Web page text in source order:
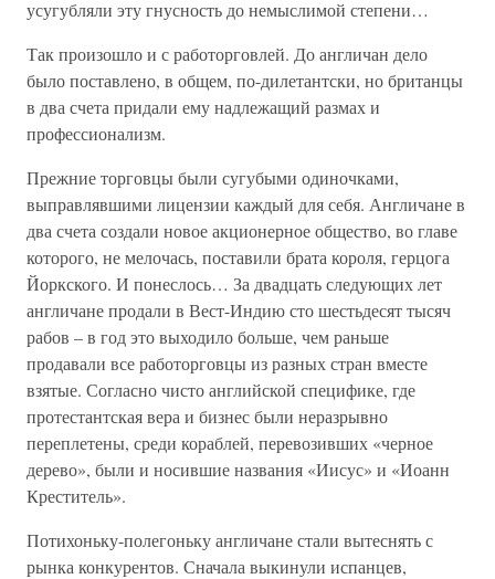
усугубляли эту гнусность до немыслимой степени…
Так произошло и с работорговлей. До англичан дело
было поставлено, в общем, по-дилетантски, но британцы
в два счета придали ему надлежащий размах и
профессионализм.
Прежние торговцы были сугубыми одиночками,
выправлявшими лицензии каждый для себя. Англичане в
два счета создали новое акционерное общество, во главе
которого, не мелочась, поставили брата короля, герцога
Йоркского. И понеслось… За двадцать следующих лет
англичане продали в Вест-Индию сто шестьдесят тысяч
рабов – в год это выходило больше, чем раньше
продавали все работорговцы из разных стран вместе
взятые. Согласно чисто английской специфике, где
протестантская вера и бизнес были неразрывно
переплетены, среди кораблей, перевозивших «черное
дерево», были и носившие названия «Иисус» и «Иоанн
Креститель».
Потихоньку-полегоньку англичане стали вытеснять с
рынка конкурентов. Сначала выкинули испанцев,